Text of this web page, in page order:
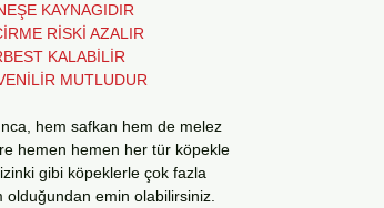
KAYNAGIDIR
RİSKİ AZALIR
KALABİLİR
MUTLUDUR
hem safkan hem de melez
hemen hemen her tür köpekle
gibi köpeklerle çok fazla
olduğundan emin olabilirsiniz.